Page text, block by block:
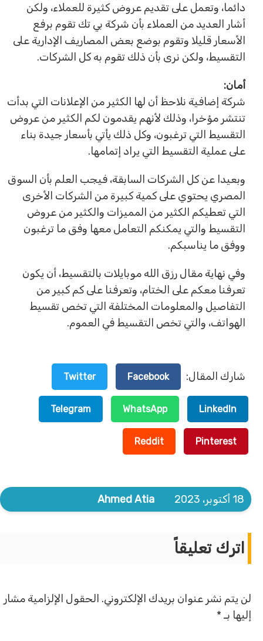
دائما، وتعمل على تقديم عروض كثيرة للعملاء، ولكن
أشار العديد من العملاء بأن شركة بي تك تقوم برفع
الأسعار قليلا وتقوم بوضع بعض المصاريف الإدارية على
التقسيط، ولكن نرى بأن ذلك تقوم به كل الشركات.
أمان:
شركة إضافية نلاحظ أن لها الكثير من الإعلانات التي بدأت
تنتشر مؤخرا، وذلك لأنهم يقدمون لكم الكثير من عروض
التقسيط التي ترغبون، وكل ذلك يأتي بأسعار جيدة بناء
على عملية التقسيط التي يراد إتمامها.
وبعيدا عن كل الشركات السابقة، فيجب العلم بأن السوق
المصري يحتوي على كمية كبيرة من الشركات الأخرى
التي تعطيكم الكثير من المميزات والكثير من عروض
التقسيط والتي يمكنكم التعامل معها وفق ما ترغبون
ووفق ما يناسبكم.
وفي نهاية مقال رزق الله موبايلات بالتقسيط، أن يكون
تعرفنا معكم على الختام، وتعرفنا على كم كبير من
التفاصيل والمعلومات المختلفة التي تخص تقسيط
الهواتف، والتي تخص التقسيط في العموم.
شارك المقال: Facebook
Twitter
LinkedIn
WhatsApp
Telegram
Pinterest
Reddit
18 أكتوبر، 2023 Ahmed Atia
اترك تعليقاً
لن يتم نشر عنوان بريدك الإلكتروني. الحقول الإلزامية مشار
إليها بـ *